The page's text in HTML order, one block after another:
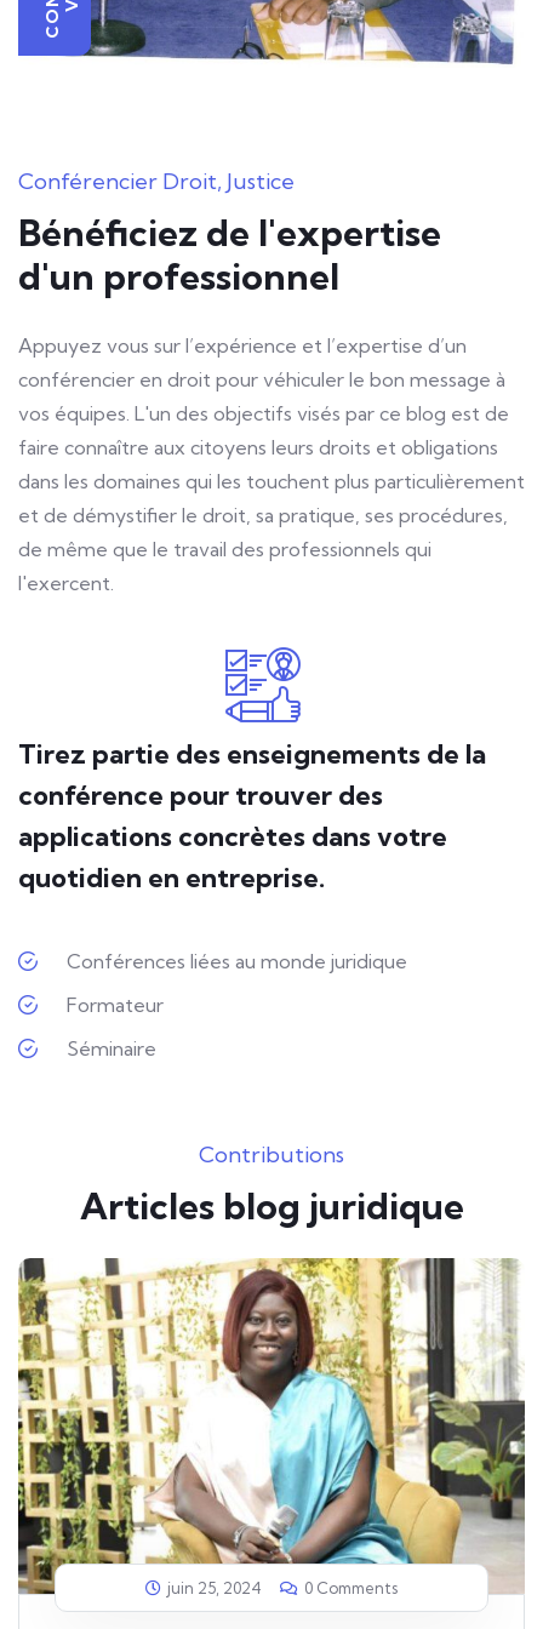
Conférencier Droit, Justice
Bénéficiez de l'expertise
d'un professionnel
Appuyez vous sur l’expérience et l’expertise d’un
conférencier en droit pour véhiculer le bon message à
vos équipes. L'un des objectifs visés par ce blog est de
faire connaître aux citoyens leurs droits et obligations
dans les domaines qui les touchent plus particulièrement
et de démystifier le droit, sa pratique, ses procédures,
de même que le travail des professionnels qui
l'exercent.
Tirez partie des enseignements de la
conférence pour trouver des
applications concrètes dans votre
quotidien en entreprise.
Conférences liées au monde juridique
Formateur
Séminaire
Contributions
Articles blog juridique
juin 25, 2024 0 Comments